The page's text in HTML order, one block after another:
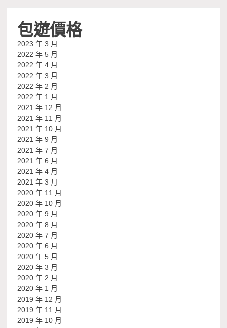
包遊價格
2023 年 3 月
2022 年 5 月
2022 年 4 月
2022 年 3 月
2022 年 2 月
2022 年 1 月
2021 年 12 月
2021 年 11 月
2021 年 10 月
2021 年 9 月
2021 年 7 月
2021 年 6 月
2021 年 4 月
2021 年 3 月
2020 年 11 月
2020 年 10 月
2020 年 9 月
2020 年 8 月
2020 年 7 月
2020 年 6 月
2020 年 5 月
2020 年 3 月
2020 年 2 月
2020 年 1 月
2019 年 12 月
2019 年 11 月
2019 年 10 月